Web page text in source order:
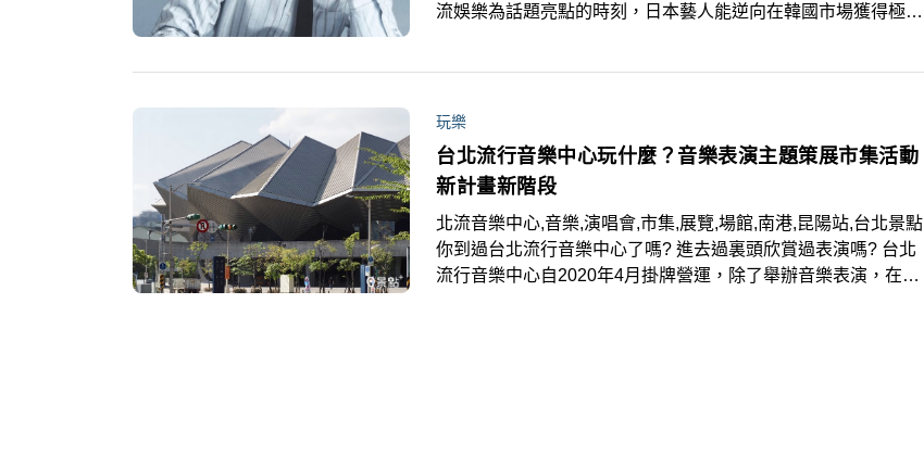
流娛樂為話題亮點的時刻，日本藝人能逆向在韓國市場獲得極大
沒有台北，4月23日傳出6月6日會在台北舉辦粉絲見面會，地點
就在Legecy Tera，讓許多粉絲相當興奮，甚至有已經買到首爾
場次門票的粉絲，想要放棄首爾場次門票，轉而就近看台北場！
玩樂
台北流行音樂中心玩什麼？音樂表演主題策展市集活動
新計畫新階段
北流音樂中心,音樂,演唱會,市集,展覽,場館,南港,昆陽站,台北景點
你到過台北流行音樂中心了嗎? 進去過裏頭欣賞過表演嗎? 台北
流行音樂中心自2020年4月掛牌營運，除了舉辦音樂表演，在文